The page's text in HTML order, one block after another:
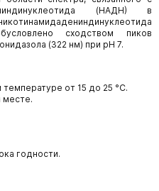
(НАДН) в
сходством пиков
(322 нм) при pH 7.
от 15 до 25 °C.
месте.
годности.